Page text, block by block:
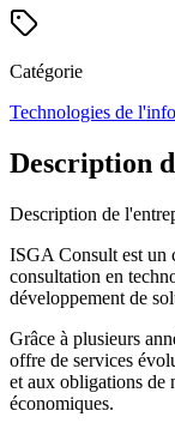
Catégorie
Technologies de
Description
Description de
ISGA Consult est un
consultation en
développement de
Grâce à plusieurs
offre de services
et aux obligations de
économiques.